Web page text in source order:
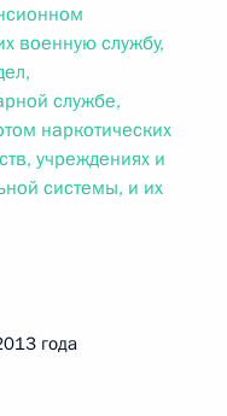
военную службу,
службе,
наркотических
учреждениях и
системы, и их
года